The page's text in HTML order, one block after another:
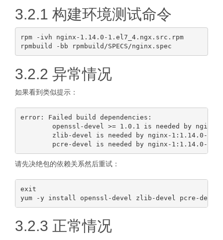
3.2.1 构建环境测试命令
rpm -ivh nginx-1.14.0-1.el7_4.ngx.src.rpm
3.2.2 异常情况
如果看到类似提示：
error: Failed build dependencies:
openssl-devel >= 1.0.1 is needed by nginx-
zlib-devel is needed by nginx-1:1.14.0-
请先决绝包的依赖关系然后重试：
exit
3.2.3 正常情况